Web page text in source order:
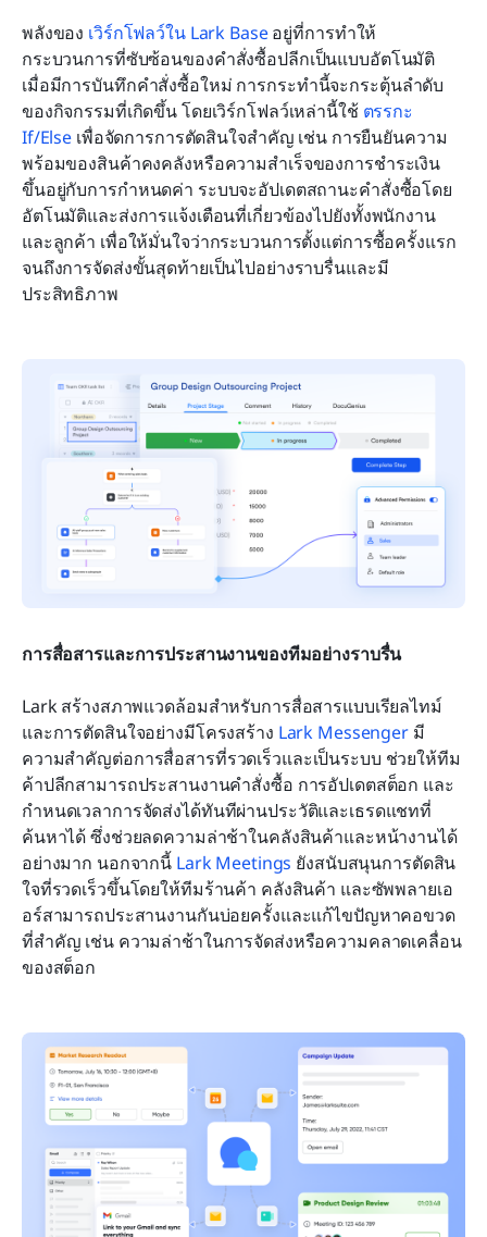
พลังของ เวิร์กโฟลว์ใน Lark Base อยู่ที่การทำให้
กระบวนการที่ซับซ้อนของคำสั่งซื้อปลีกเป็นแบบอัตโนมัติ
เมื่อมีการบันทึกคำสั่งซื้อใหม่ การกระทำนี้จะกระตุ้นลำดับ
ของกิจกรรมที่เกิดขึ้น โดยเวิร์กโฟลว์เหล่านี้ใช้ ตรรกะ
If/Else เพื่อจัดการการตัดสินใจสำคัญ เช่น การยืนยันความ
พร้อมของสินค้าคงคลังหรือความสำเร็จของการชำระเงิน
ขึ้นอยู่กับการกำหนดค่า ระบบจะอัปเดตสถานะคำสั่งซื้อโดย
อัตโนมัติและส่งการแจ้งเตือนที่เกี่ยวข้องไปยังทั้งพนักงาน
และลูกค้า เพื่อให้มั่นใจว่ากระบวนการตั้งแต่การซื้อครั้งแรก
จนถึงการจัดส่งขั้นสุดท้ายเป็นไปอย่างราบรื่นและมี
ประสิทธิภาพ
การสื่อสารและการประสานงานของทีมอย่างราบรื่น
Lark สร้างสภาพแวดล้อมสำหรับการสื่อสารแบบเรียลไทม์
และการตัดสินใจอย่างมีโครงสร้าง Lark Messenger มี
ความสำคัญต่อการสื่อสารที่รวดเร็วและเป็นระบบ ช่วยให้ทีม
ค้าปลีกสามารถประสานงานคำสั่งซื้อ การอัปเดตสต็อก และ
กำหนดเวลาการจัดส่งได้ทันทีผ่านประวัติและเธรดแชทที่
ค้นหาได้ ซึ่งช่วยลดความล่าช้าในคลังสินค้าและหน้างานได้
อย่างมาก นอกจากนี้ Lark Meetings ยังสนับสนุนการตัดสิน
ใจที่รวดเร็วขึ้นโดยให้ทีมร้านค้า คลังสินค้า และซัพพลายเอ
อร์สามารถประสานงานกันบ่อยครั้งและแก้ไขปัญหาคอขวด
ที่สำคัญ เช่น ความล่าช้าในการจัดส่งหรือความคลาดเคลื่อน
ของสต็อก